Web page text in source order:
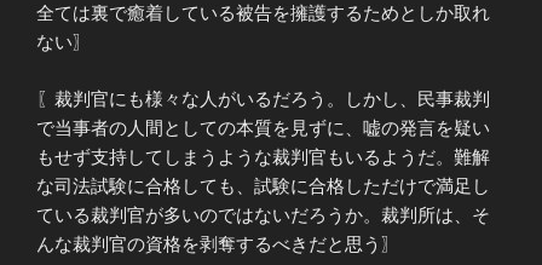
全ては裏で癒着している被告を擁護するためとしか取れ
ない〗
〖裁判官にも様々な人がいるだろう。しかし、民事裁判
で当事者の人間としての本質を見ずに、嘘の発言を疑い
もせず支持してしまうような裁判官もいるようだ。難解
な司法試験に合格しても、試験に合格しただけで満足し
ている裁判官が多いのではないだろうか。裁判所は、そ
んな裁判官の資格を剥奪するべきだと思う〗